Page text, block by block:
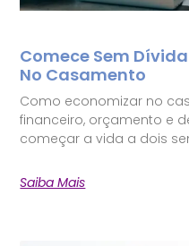
Comece Sem
No Casamento
Como economizar no
financeiro, orçamento e
começar a vida a dois
Saiba Mais